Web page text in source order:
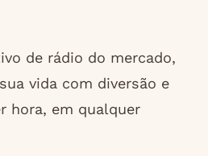
de rádio do mercado,
vida com diversão e
hora, em qualquer